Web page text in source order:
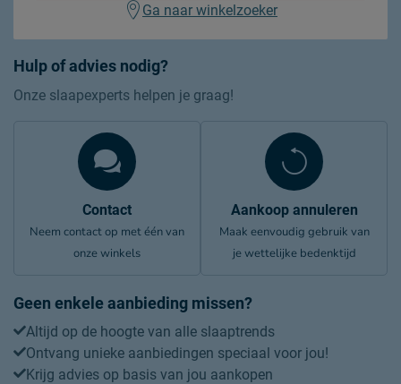
Hulp of advies nodig?
Onze slaapexperts helpen je graag!
Contact
Neem contact op met één van
onze winkels
Aankoop annuleren
Maak eenvoudig gebruik van
je wettelijke bedenktijd
Geen enkele aanbieding missen?
Altijd op de hoogte van alle slaaptrends
Ontvang unieke aanbiedingen speciaal voor jou!
Krijg advies op basis van jou aankopen
Ga naar winkelzoeker